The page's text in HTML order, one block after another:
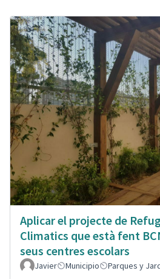
Aplicar el projecte de
Climatics que està fent
seus centres escolars
Javier Municipio Parques y